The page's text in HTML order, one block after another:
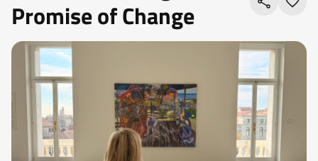
Promise of Change